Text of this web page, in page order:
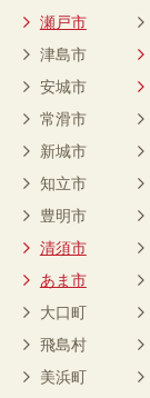
瀬戸市
津島市
安城市
常滑市
新城市
知立市
豊明市
清須市
あま市
大口町
飛島村
美浜町